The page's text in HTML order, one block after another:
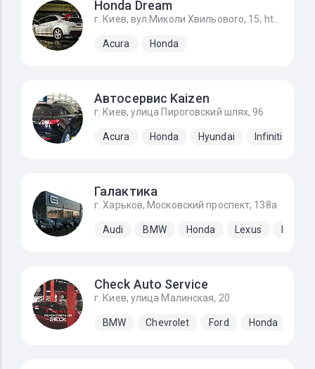
Honda Dream
г. Киев, вул.Миколи Хвильового, 15, https://g.page/STO_Honda?share
Acura Honda
Автосервис Kaizen
г. Киев, улица Пироговский шлях, 96
Acura Honda Hyundai Infiniti
Галактика
г. Харьков, Московский проспект, 138а
Audi BMW Honda Lexus
Check Auto Service
г. Киев, улица Малинская, 20
BMW Chevrolet Ford Honda